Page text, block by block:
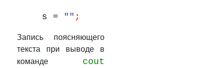
s = "" ;
Запись поясняющего
текста при выводе в
команде cout